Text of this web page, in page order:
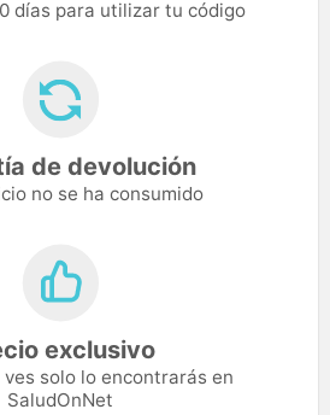
días para utilizar tu código
de devolución
no se ha consumido
exclusivo
ves solo lo encontrarás en
SaludOnNet